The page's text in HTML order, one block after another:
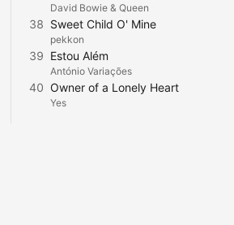
David Bowie & Queen
38 Sweet Child O' Mine
pekkon
39 Estou Além
António Variações
40 Owner of a Lonely Heart
Yes